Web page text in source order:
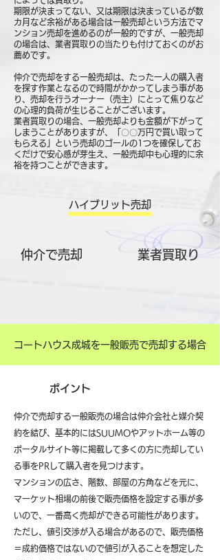
期限が決まってない、又は期限は決まっているが数
カ月など余裕がある場合は一般売却という方法でマ
ンション売却を進めるのが一般的ですが、一般売却
の場合は、業者買取りの当たりも付けておくのがお
薦めです。
仲介で売却をする一般売却は、たった一人の購入者
を探す作業となるので時間がかかってしまう事があ
り、売却を行うオーナー（売主）にとって焦りなど
の心理的負荷が生じることがございます。
業者買取りの場合、一般売却よりも金額が下がって
しまうことがありますが、「〇〇万円で買い取って
もらえる」という売却のゴールの1つを確保してお
くだけで安心感が芽生え、一般売却中も心理的に余
裕を持つことができます。
ハイブリット売却
仲介で売却 ​業者買取り
コートハウス成城を一般販売で売却する場合
ポイント
仲介で売却する一般販売の場合は仲介会社と媒介契
約を結び、基本的にはSUUMOやアットホーム等の
ポータルサイト等に掲載して多くの方に売却してい
る事をPRして購入者を見つけます。
マンションの広さ、階数、部屋の方角などを元に、
マーケット相場の前後で販売価格を設定する事が多
いので、一番高く売却ができる可能性があります。
ただし、値引交渉が入る場合があるので、販売価格
＝成約価格ではないので値引が入ることを想定した